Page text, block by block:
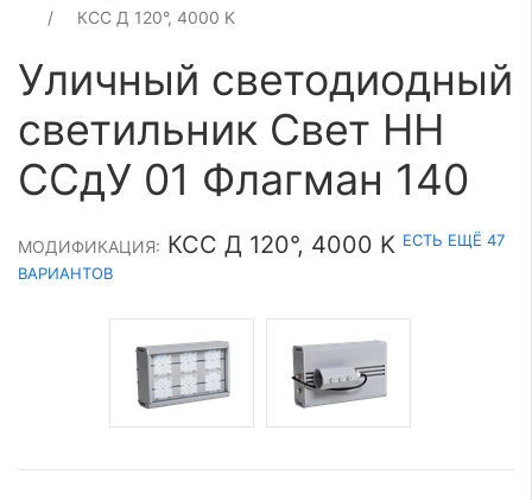
КСС Д 120°, 4000 K
Уличный светодиодный
светильник Свет НН
ССдУ 01 Флагман 140
МОДИФИКАЦИЯ: КСС Д 120°, 4000 K ЕСТЬ ЕЩЁ 47
ВАРИАНТОВ